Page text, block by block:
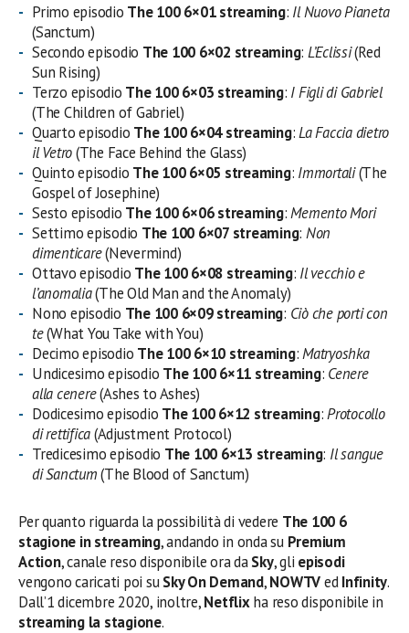
Primo episodio The 100 6×01 streaming: Il Nuovo Pianeta
(Sanctum)
Secondo episodio The 100 6×02 streaming: L’Eclissi(Red
Sun Rising)
Terzo episodio The 100 6×03 streaming: I Figli di Gabriel
(The Children of Gabriel)
Quarto episodio The 100 6×04 streaming:La Faccia dietro
il Vetro(The Face Behind the Glass)
Quinto episodio The 100 6×05 streaming: Immortali(The
Gospel of Josephine)
Sesto episodio The 100 6×06 streaming:Memento Mori
Settimo episodio The 100 6×07 streaming: Non
dimenticare(Nevermind)
Ottavo episodio The 100 6×08 streaming: Il vecchio e
l’anomalia(The Old Man and the Anomaly)
Nono episodio The 100 6×09 streaming: Ciò che porti con
te(What You Take with You)
Decimo episodio The 100 6×10 streaming:Matryoshka
Undicesimo episodio The 100 6×11 streaming: Cenere
alla cenere(Ashes to Ashes)
Dodicesimo episodio The 100 6×12 streaming:Protocollo
di rettifica(Adjustment Protocol)
Tredicesimo episodio The 100 6×13 streaming: Il sangue
di Sanctum(The Blood of Sanctum)
Per quanto riguarda la possibilità di vedere The 100 6
stagione in streaming, andando in onda su Premium
Action, canale reso disponibile ora daSky, gli episodi
vengono caricati poi suSky On Demand,NOWTVedInfinity.
Dall’1 dicembre 2020, inoltre,Netflixha reso disponibile in
streaming la stagione.